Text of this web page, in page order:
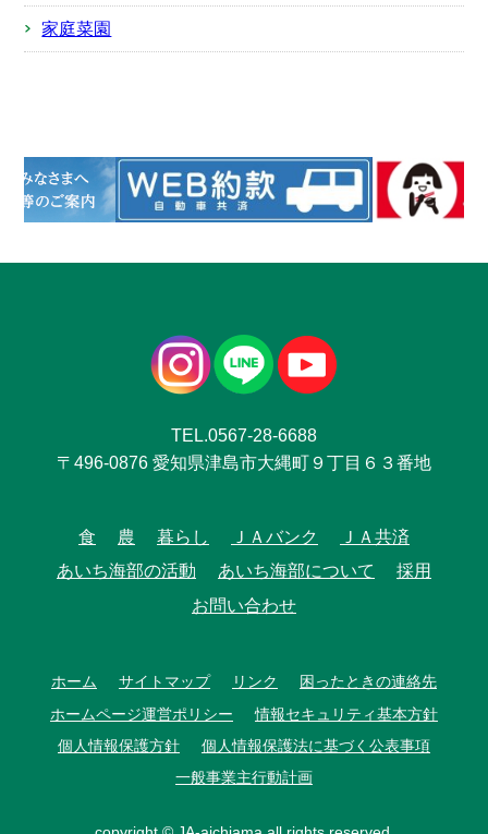
家庭菜園
TEL.0567-28-6688
〒496-0876 愛知県津島市大縄町９丁目６３番地
食 農 暮らし ＪＡバンク
ＪＡ共済
あいち海部の活動
あいち海部について
採用
お問い合わせ
ホーム サイトマップ リンク
困ったときの連絡先
ホームページ運営ポリシー
情報セキュリティ基本方針
個人情報保護方針
個人情報保護法に基づく公表事項
一般事業主行動計画